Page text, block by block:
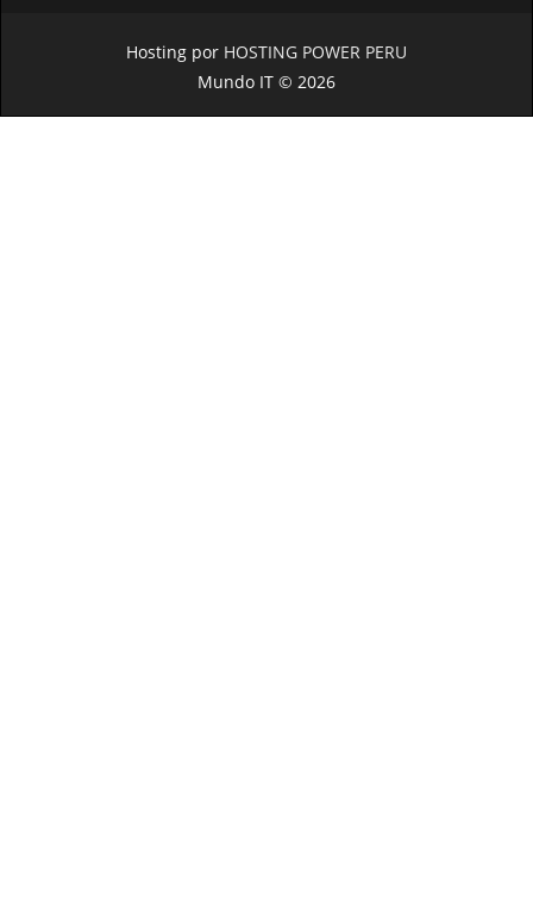
Hosting por HOSTING POWER PERU
Mundo IT © 2026